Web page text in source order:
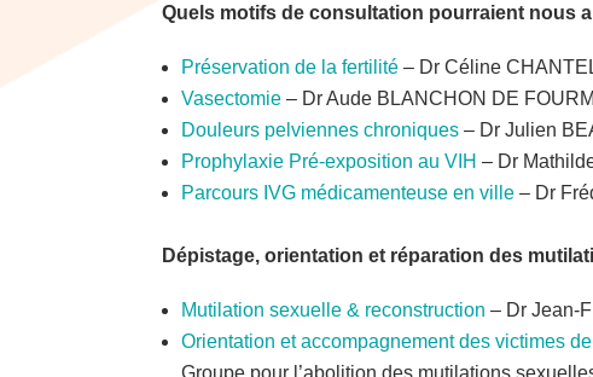
Quels motifs de consultation pourraient nous
Préservation de la fertilité – Dr Céline
Vasectomie– Dr Aude BLANCHON DE
Douleurs pelviennes chroniques – Dr Julien
Prophylaxie Pré-exposition au VIH – Dr
Parcours IVG médicamenteuse en ville – Dr
Dépistage, orientation et réparation des
Mutilation sexuelle & reconstruction– Dr Jean-
Orientation et accompagnement des victimes
Groupe pour l’abolition des mutilations